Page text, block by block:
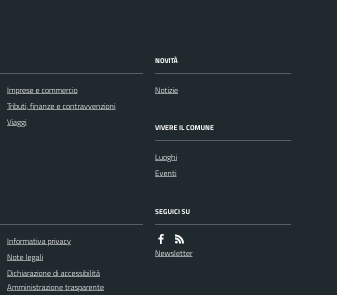
Imprese e commercio
Tributi, finanze e contravvenzioni
Viaggi
NOVITÀ
Notizie
VIVERE IL COMUNE
Luoghi
Eventi
Informativa privacy
Note legali
Dichiarazione di accessibilità
Amministrazione trasparente
SEGUICI SU
Newsletter